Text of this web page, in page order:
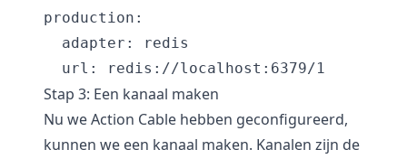
production:
  adapter: redis
Stap 3: Een kanaal maken
Nu we Action Cable hebben geconfigureerd,
kunnen we een kanaal maken. Kanalen zijn de